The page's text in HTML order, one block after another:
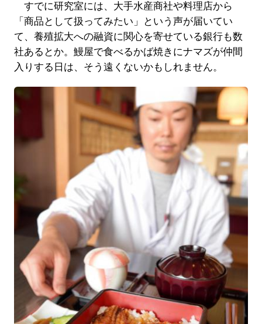
すでに研究室には、大手水産商社や料理店から
「商品として扱ってみたい」という声が届いてい
て、養殖拡大への融資に関心を寄せている銀行も数
社あるとか。鰻屋で食べるかば焼きにナマズが仲間
入りする日は、そう遠くないかもしれません。